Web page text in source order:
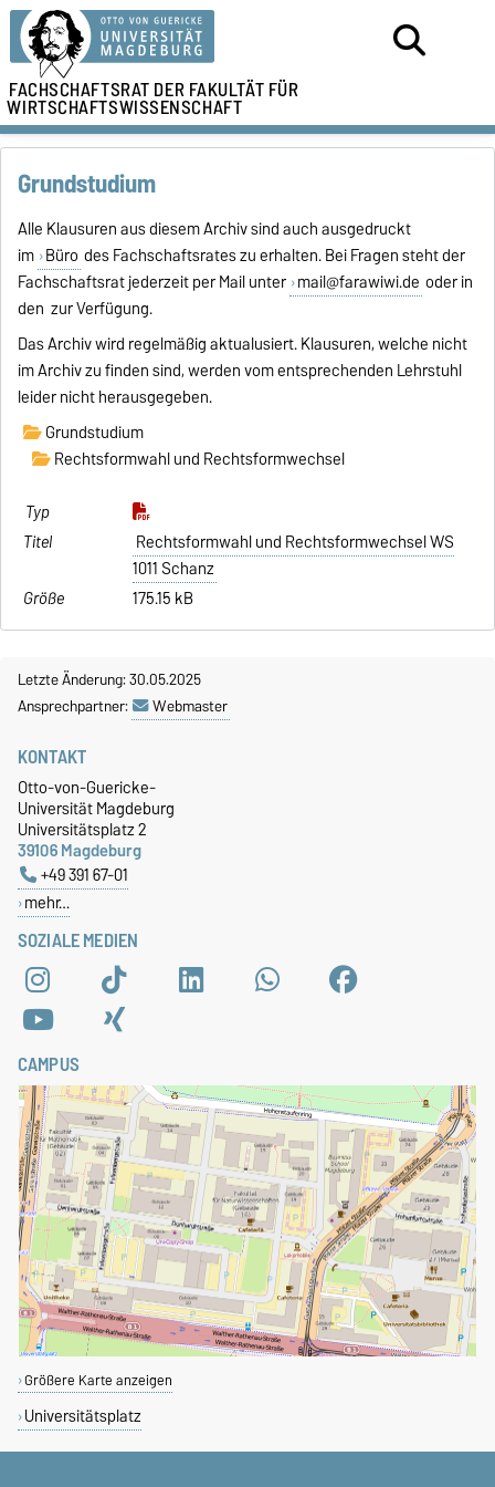
FACHSCHAFTSRAT DERFAKULTÄT FÜR
WIRTSCHAFTSWISSENSCHAFT
Grundstudium
Alle Klausuren aus diesem Archiv sind auch ausgedruckt
im Büro des Fachschaftsrates zu erhalten. Bei Fragen steht der
Fachschaftsrat jederzeit per Mail unter mail@farawiwi.de oder in
den zur Verfügung.
Das Archiv wird regelmäßig aktualusiert. Klausuren, welche nicht
im Archiv zu finden sind, werden vom entsprechenden Lehrstuhl
leider nicht herausgegeben.
Grundstudium
Rechtsformwahl und Rechtsformwechsel
Rechtsformwahl und Rechtsformwechsel WS
1011 Schanz
175.15 kB
Letzte Änderung: 30.05.2025
Ansprechpartner:
Webmaster
SOZIALE MEDIEN
KONTAKT
Otto-von-Guericke-
Universität Magdeburg
Universitätsplatz 2
39106 Magdeburg
+49 391 67-01
mehr…
CAMPUS
Größere Karte anzeigen
Universitätsplatz